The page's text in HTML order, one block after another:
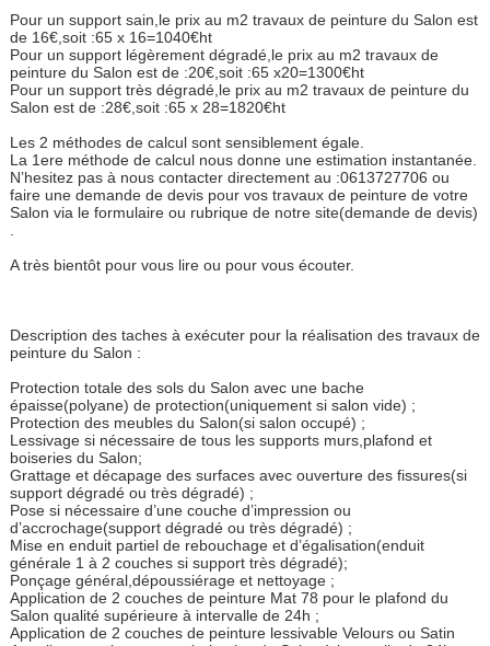
Pour un support sain,le prix au m2 travaux de peinture du Salon est
de 16€,soit :65 x 16=1040€ht
Pour un support légèrement dégradé,le prix au m2 travaux de
peinture du Salon est de :20€,soit :65 x20=1300€ht
Pour un support très dégradé,le prix au m2 travaux de peinture du
Salon est de :28€,soit :65 x 28=1820€ht
Les 2 méthodes de calcul sont sensiblement égale.
La 1ere méthode de calcul nous donne une estimation instantanée.
N’hesitez pas à nous contacter directement au :0613727706 ou
faire une demande de devis pour vos travaux de peinture de votre
Salon via le formulaire ou rubrique de notre site(demande de devis)
A très bientôt pour vous lire ou pour vous écouter.
Description des taches à exécuter pour la réalisation des travaux de
peinture du Salon :
Protection totale des sols du Salon avec une bache
épaisse(polyane) de protection(uniquement si salon vide) ;
Protection des meubles du Salon(si salon occupé) ;
Lessivage si nécessaire de tous les supports murs,plafond et
boiseries du Salon;
Grattage et décapage des surfaces avec ouverture des fissures(si
support dégradé ou très dégradé) ;
Pose si nécessaire d’une couche d’impression ou
d’accrochage(support dégradé ou très dégradé) ;
Mise en enduit partiel de rebouchage et d’égalisation(enduit
générale 1 à 2 couches si support très dégradé);
Ponçage général,dépoussiérage et nettoyage ;
Application de 2 couches de peinture Mat 78 pour le plafond du
Salon qualité supérieure à intervalle de 24h ;
Application de 2 couches de peinture lessivable Velours ou Satin